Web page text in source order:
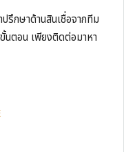
กษาด้านสินเชื่อจากทีม
นตอน เพียงติดต่อมาหา